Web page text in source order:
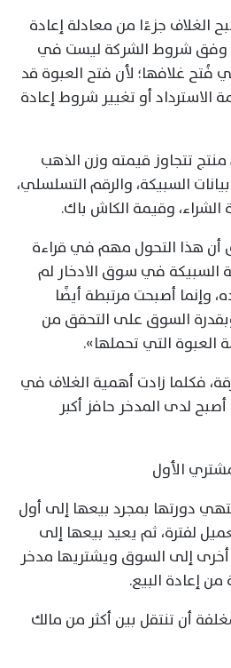
الغلاف جزءًا من معادلة إعادة
وفق شروط الشركة ليست في
فُتح غلافها؛ لأن فتح العبوة قد
أو تغيير شروط إعادة
تتجاوز قيمته وزن الذهب
السبيكة، والرقم التسلسلي،
الشراء، وقيمة الكاش باك.
أن هذا التحول مهم في قراءة
السبيكة في سوق الادخار لم
وإنما أصبحت مرتبطة أيضًا
وبقدرة السوق على التحقق من
التي تحملها».
فكلما زادت أهمية الغلاف في
لدى المدخر حافز أكبر
الأول
دورتها بمجرد بيعها إلى أول
لفترة، ثم يعيد بيعها إلى
أخرى إلى السوق ويشتريها مدخر
إعادة البيع.
أن تنتقل بين أكثر من مالك